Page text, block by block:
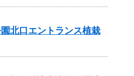
北口エントランス植栽